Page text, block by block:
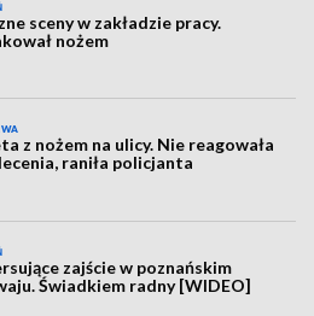
sceny w zakładzie pracy.
nożem
z nożem na ulicy. Nie reagowała
raniła policjanta
zajście w poznańskim
Świadkiem radny [WIDEO]